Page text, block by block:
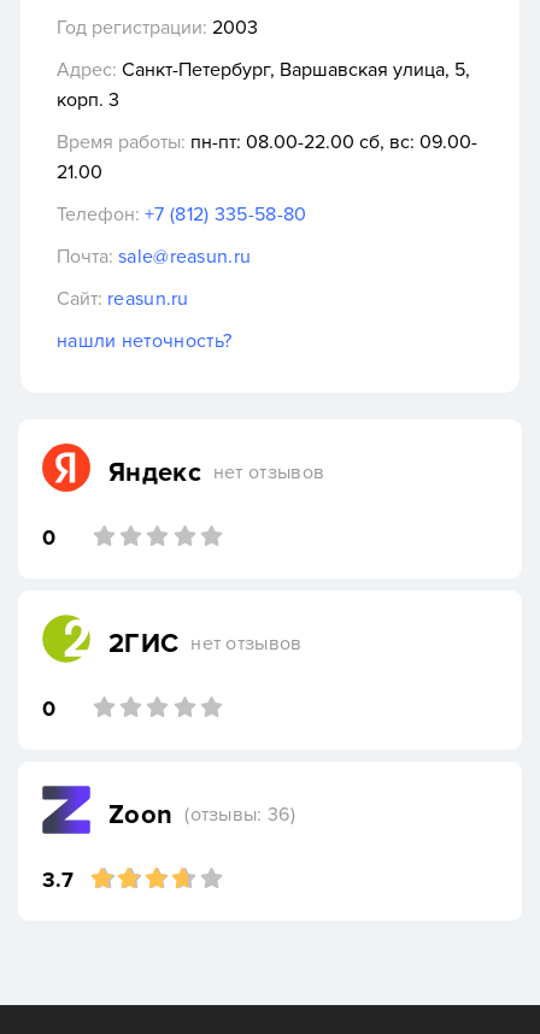
Год регистрации: 2003
Адрес: Санкт-Петербург, Варшавская улица, 5,
корп. 3
Время работы: пн-пт: 08.00-22.00 сб, вс: 09.00-
21.00
Телефон: +7 (812) 335-58-80
Почта: sale@reasun.ru
Сайт: reasun.ru
нашли неточность?
Яндекс нет отзывов
0
2ГИС нет отзывов
0
Zoon (отзывы: 36)
3.7